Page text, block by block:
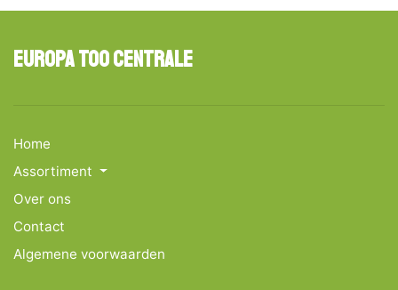
Europa Too Centrale
Home
Assortiment
Over ons
Contact
Algemene voorwaarden